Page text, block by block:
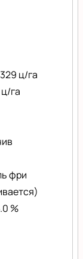
329 ц/га
га
фри
%